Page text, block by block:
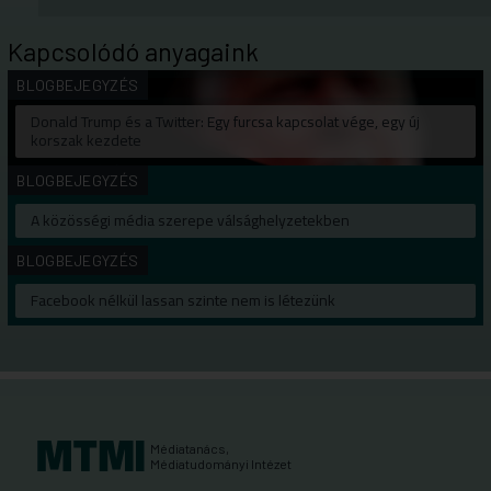
Kapcsolódó anyagaink
BLOGBEJEGYZÉS
Donald Trump és a Twitter: Egy furcsa kapcsolat vége, egy új
korszak kezdete
BLOGBEJEGYZÉS
A közösségi média szerepe válsághelyzetekben
BLOGBEJEGYZÉS
Facebook nélkül lassan szinte nem is létezünk
Médiatanács,
Médiatudományi Intézet